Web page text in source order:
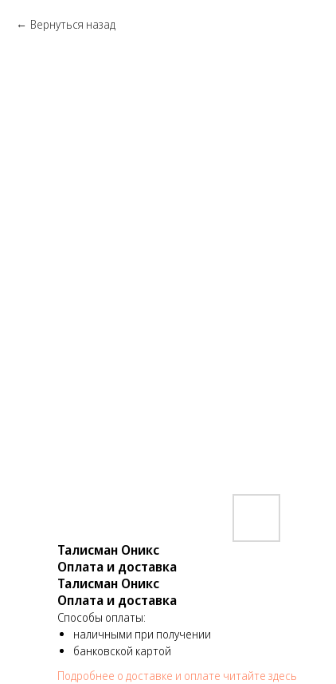
Вернуться назад
Талисман Оникс
Оплата и доставка
Талисман Оникс
Оплата и доставка
Способы оплаты:
наличными при получении
банковской картой
Подробнее о доставке и оплате читайте здесь